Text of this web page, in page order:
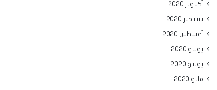
أكتوبر 2020
سبتمبر 2020
أغسطس 2020
يوليو 2020
يونيو 2020
مايو 2020